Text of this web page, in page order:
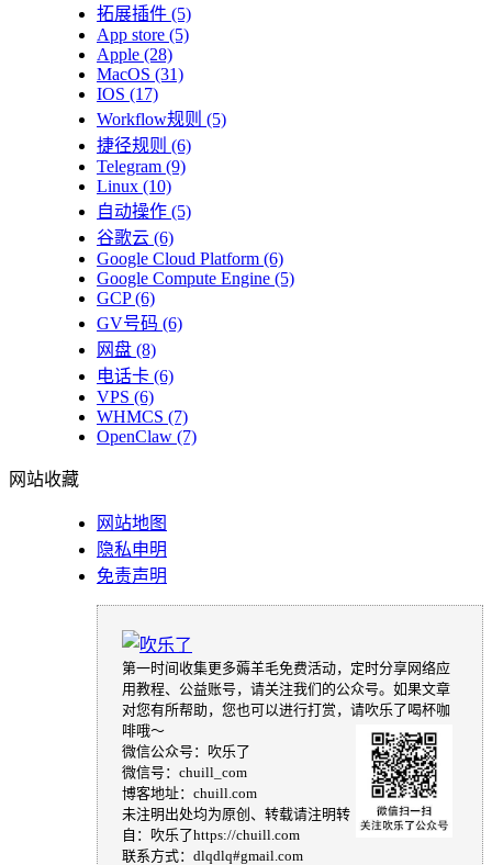
拓展插件 (5)
App store (5)
Apple (28)
MacOS (31)
IOS (17)
Workflow规则 (5)
捷径规则 (6)
Telegram (9)
Linux (10)
自动操作 (5)
谷歌云 (6)
Google Cloud Platform (6)
Google Compute Engine (5)
GCP(6)
GV号码 (6)
网盘 (8)
电话卡 (6)
VPS (6)
WHMCS (7)
OpenClaw (7)
网站收藏
网站地图
隐私申明
免责声明
第一时间收集更多薅羊毛免费活动，定时分享网络应
用教程、公益账号，请关注我们的公众号。如果文章
对您有所帮助，您也可以进行打赏，请吹乐了喝杯咖
啡哦～
微信公众号：吹乐了
微信号：chuill_com
博客地址：chuill.com
未注明出处均为原创、转载请注明转
自：吹乐了https://chuill.com
联系方式：dlqdlq#gmail.com